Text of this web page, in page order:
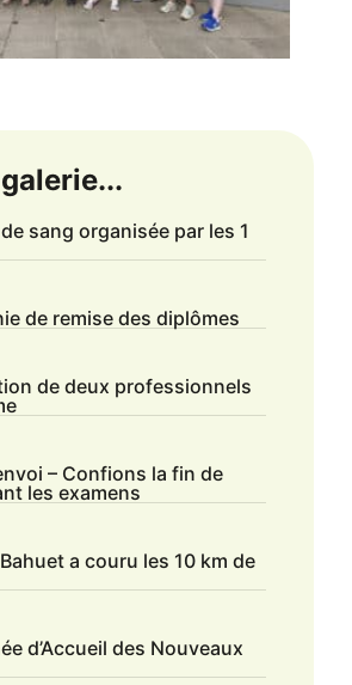
sang organisée par les 1
de remise des diplômes
de deux professionnels
– Confions la fin de
les examens
a couru les 10 km de
d’Accueil des Nouveaux